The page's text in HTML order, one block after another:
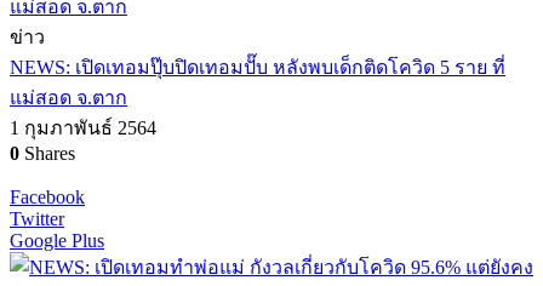
ข่าว
NEWS: เปิดเทอมปุ๊บปิดเทอมปั๊บ หลังพบเด็กติดโควิด 5 ราย ที่
แม่สอด จ.ตาก
1 กุมภาพันธ์ 2564
0 Shares
Facebook
Twitter
Google Plus